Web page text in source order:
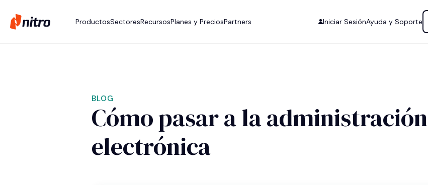
ProductosSectoresRecursosPlanes y PreciosPartners Iniciar SesiónAyuda y Soporte
BLOG
Cómo pasar a la administración
electrónica